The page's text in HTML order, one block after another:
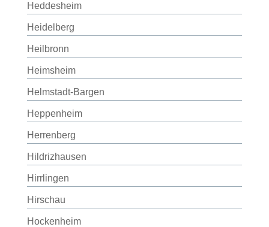
Heddesheim
Heidelberg
Heilbronn
Heimsheim
Helmstadt-Bargen
Heppenheim
Herrenberg
Hildrizhausen
Hirrlingen
Hirschau
Hockenheim